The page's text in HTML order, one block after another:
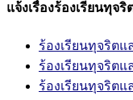
แจ้งเรื่องร้องเรียนทุจริ
ร้องเรียนทุจริต
ร้องเรียนทุจริต
ร้องเรียนทุจริต